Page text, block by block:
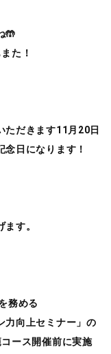
🤲
た！
ただきます11月20日
念日になります！
す。
務める
力向上セミナー」の
ース開催前に実施